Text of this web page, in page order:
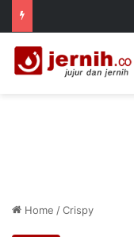
Home /Crispy